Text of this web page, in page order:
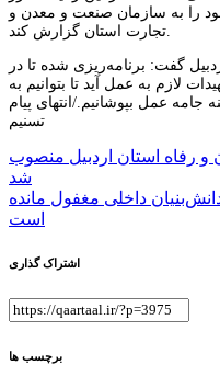
را به سازمان صنعت و معدن و
تجارت استان گزارش کند.
گفت: برنامه‌ریزی شده تا در
لازم به عمل آید تا بتوانیم به
عمل بپوشانیم./انتهای پیام
تسنیم
راهبری
نوشته
رفاه استان اردبیل منصوب
شد
داخلی مغفول مانده
است
اشتراک گذاری
برچسب ها